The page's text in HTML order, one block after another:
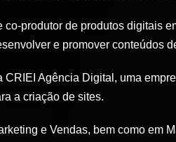
produtor de produtos digitais
e promover conteúdos
CRIEI Agência Digital, uma
a criação de sites.
e Vendas, bem como em